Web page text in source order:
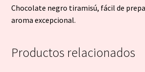
Chocolate negro tiramisú, fácil de
aroma excepcional.
Productos relacionados